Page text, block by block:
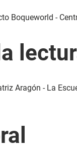
Boqueworld -
Aragón - La